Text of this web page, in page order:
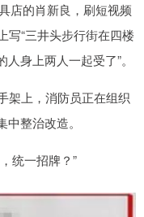
店的肖新良，刷短视频
写“三井头步行街在四楼
身上两人一起受了”。
架上，消防员正在组织
整治改造。
统一招牌？”